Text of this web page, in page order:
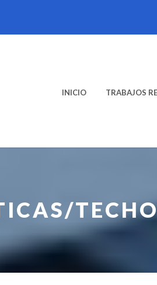
INICIO TRABAJOS